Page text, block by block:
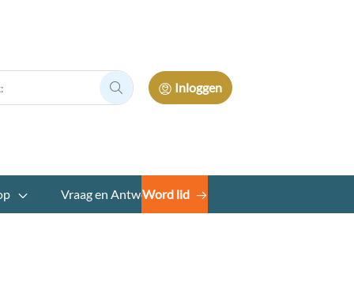
Zoek: Inloggen
Vraag en AntwoordWord lid